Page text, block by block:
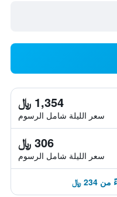
1,354 ﷼
سعر الليلة شامل الرسوم
306 ﷼
سعر الليلة شامل الرسوم